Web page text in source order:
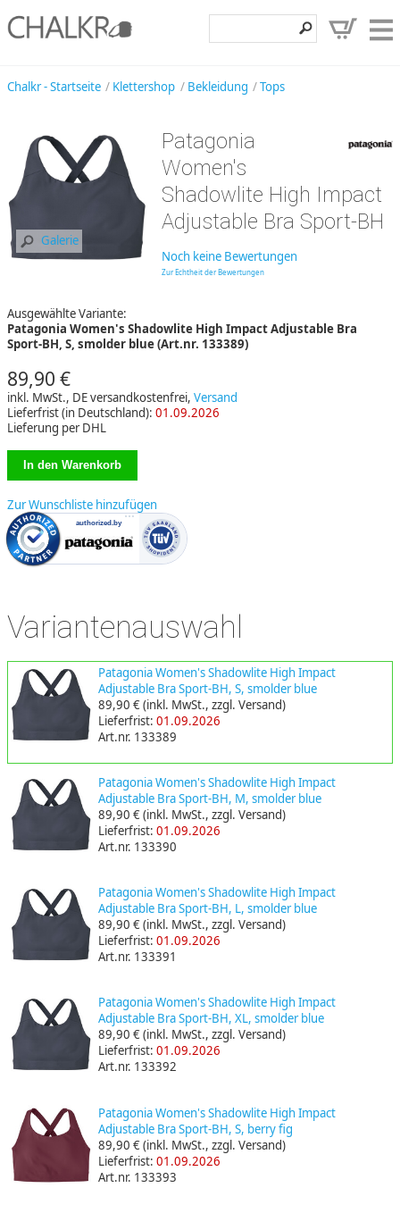
Entdecken
Angebote
Hilfe, Kontakt
Kundenbereich
Chalkr - Startseite Klettershop Bekleidung Tops
Galerie
Patagonia
Women's
Shadowlite High Impact
Adjustable Bra Sport-BH
Noch keine Bewertungen
Zur Echtheit der Bewertungen
Ausgewählte Variante:
Patagonia Women's Shadowlite High Impact Adjustable Bra
Sport-BH, S, smolder blue (Art.nr. 133389)
89,90 €
inkl. MwSt., DE versandkostenfrei, Versand
Lieferfrist (in Deutschland): 01.09.2026
Lieferung per DHL
Zur Wunschliste hinzufügen
Variantenauswahl
Patagonia Women's Shadowlite High Impact
Adjustable Bra Sport-BH, S, smolder blue
89,90 €(inkl. MwSt., zzgl. Versand)
Lieferfrist: 01.09.2026
Art.nr. 133389
Patagonia Women's Shadowlite High Impact
Adjustable Bra Sport-BH, M, smolder blue
89,90 €(inkl. MwSt., zzgl. Versand)
Lieferfrist: 01.09.2026
Art.nr. 133390
Patagonia Women's Shadowlite High Impact
Adjustable Bra Sport-BH, L, smolder blue
89,90 €(inkl. MwSt., zzgl. Versand)
Lieferfrist: 01.09.2026
Art.nr. 133391
Patagonia Women's Shadowlite High Impact
Adjustable Bra Sport-BH, XL, smolder blue
89,90 €(inkl. MwSt., zzgl. Versand)
Lieferfrist: 01.09.2026
Art.nr. 133392
Patagonia Women's Shadowlite High Impact
Adjustable Bra Sport-BH, S, berry fig
89,90 €(inkl. MwSt., zzgl. Versand)
Lieferfrist: 01.09.2026
Art.nr. 133393